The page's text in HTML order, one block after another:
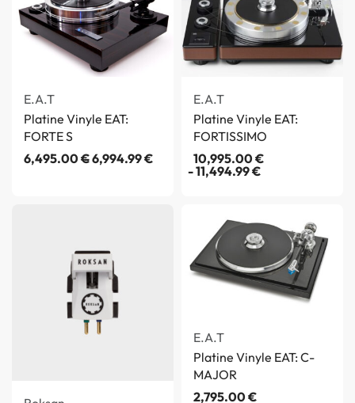
E.A.T
Platine Vinyle EAT:
FORTE S
6,495.00€6,994.99€
E.A.T
Platine Vinyle EAT:
FORTISSIMO
10,995.00€
11,494.99€
E.A.T
Platine Vinyle EAT: C-
MAJOR
2,795.00€